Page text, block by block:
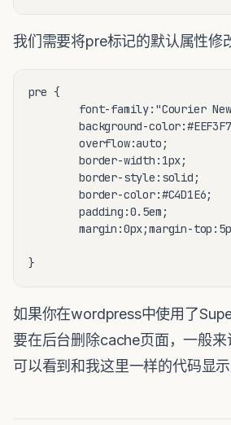
我们需要将pre标记的默认属性修
pre {
font-family:"Courier
background-
        overflow:auto;
        border-width:1px;
        border-style:solid;
        border-color:#C4D1E6;
        padding:0.5em;
margin:0px;margin-
如果你在wordpress中使用了
要在后台删除cache页面，一般
可以看到和我这里一样的代码显示